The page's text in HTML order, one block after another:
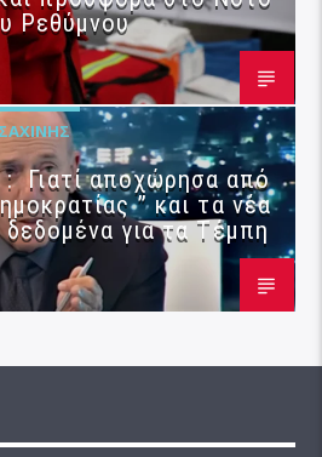
Ρεθύμνου
ΣΑΧΊΝΗΣ
Γιατί αποχώρησα από
” και τα νέα
δεδομένα για τα Τέμπη